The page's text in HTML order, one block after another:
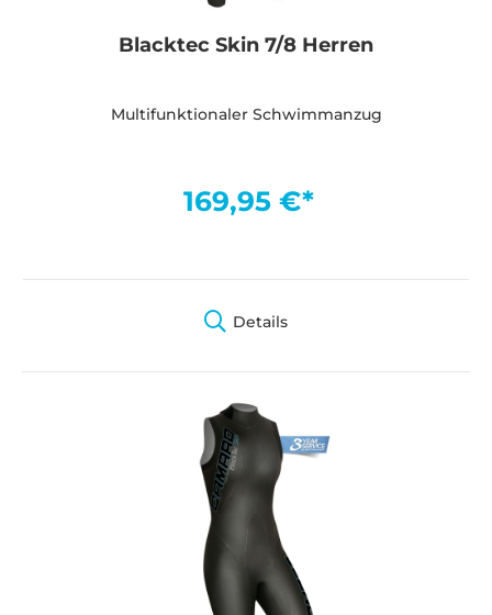
Blacktec Skin 7/8 Herren
Multifunktionaler Schwimmanzug
169,95 €*
Details